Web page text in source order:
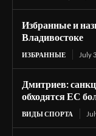
Избранные и
Владивостоке
ИЗБРАННЫЕ July
Дмитриев:
обходятся ЕС
ВИДЫ СПОРТА